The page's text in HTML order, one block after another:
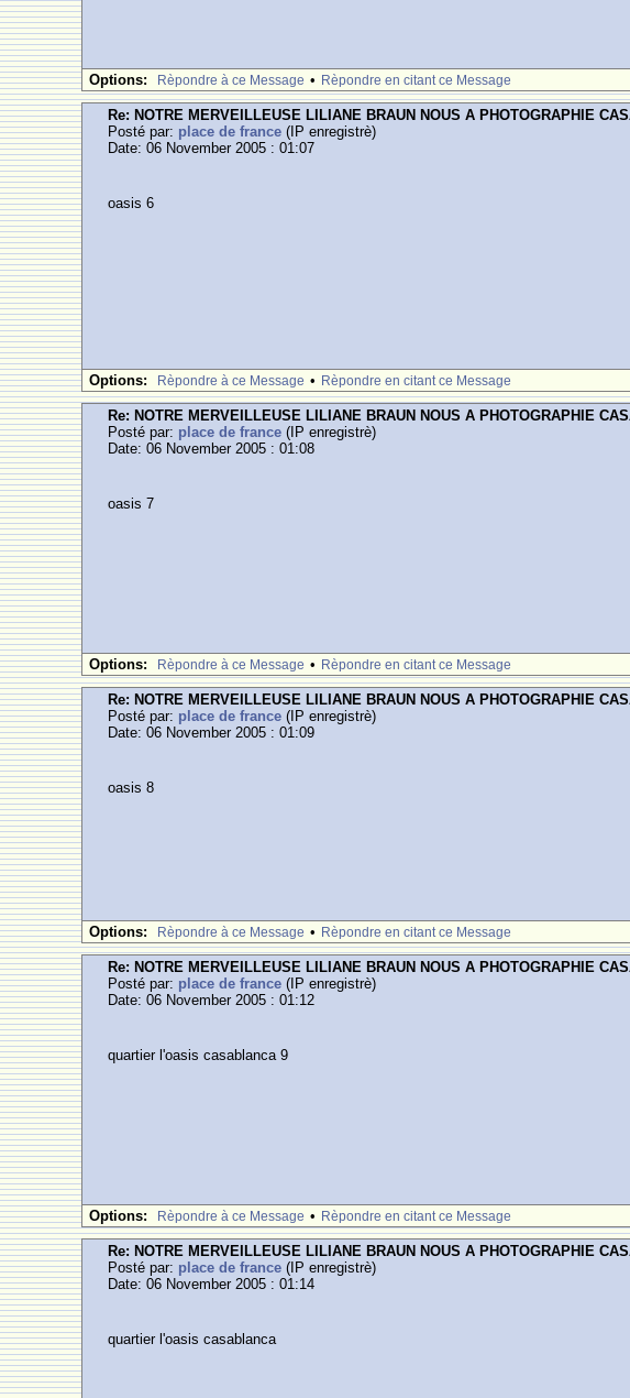
Options: Rèpondre à ce Message • Rèpondre en citant ce Message
Re: NOTRE MERVEILLEUSE LILIANE BRAUN NOUS A PHOTOGRAPHIE
Posté par: place de france (IP enregistrè)
Date: 06 November 2005 : 01:07
oasis 6
Options: Rèpondre à ce Message • Rèpondre en citant ce Message
Re: NOTRE MERVEILLEUSE LILIANE BRAUN NOUS A PHOTOGRAPHIE
Posté par: place de france (IP enregistrè)
Date: 06 November 2005 : 01:08
oasis 7
Options: Rèpondre à ce Message • Rèpondre en citant ce Message
Re: NOTRE MERVEILLEUSE LILIANE BRAUN NOUS A PHOTOGRAPHIE
Posté par: place de france (IP enregistrè)
Date: 06 November 2005 : 01:09
oasis 8
Options: Rèpondre à ce Message • Rèpondre en citant ce Message
Re: NOTRE MERVEILLEUSE LILIANE BRAUN NOUS A PHOTOGRAPHIE
Posté par: place de france (IP enregistrè)
Date: 06 November 2005 : 01:12
quartier l'oasis casablanca 9
Options: Rèpondre à ce Message • Rèpondre en citant ce Message
Re: NOTRE MERVEILLEUSE LILIANE BRAUN NOUS A PHOTOGRAPHIE
Posté par: place de france (IP enregistrè)
Date: 06 November 2005 : 01:14
quartier l'oasis casablanca